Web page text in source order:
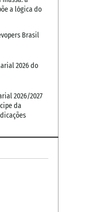
a lógica do
Brasil
2026 do
2026/2027
da